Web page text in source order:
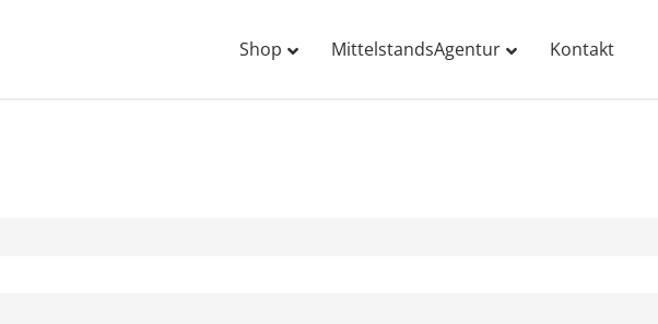
Shop MittelstandsAgentur Kontakt